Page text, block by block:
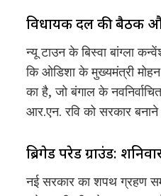
विधायक दल की बैठक
न्यू टाउन के बिस्वा बांग्ला
कि ओडिशा के मुख्यमंत्री
का है, जो बंगाल के
आर.एन. रवि को सरकार बनाने
ब्रिगेड परेड ग्राउंड:
नई सरकार का शपथ ग्रहण